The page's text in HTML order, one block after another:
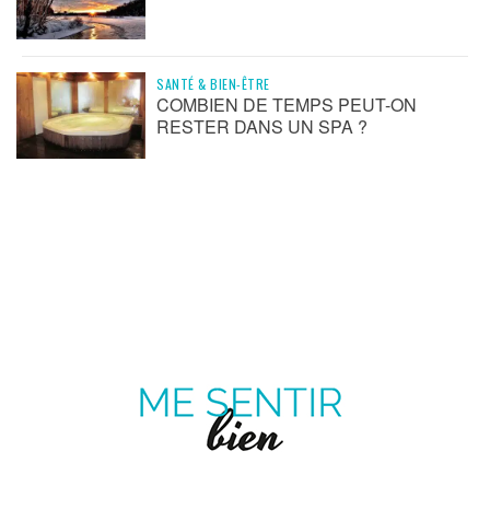
SANTÉ & BIEN-ÊTRE
COMBIEN DE TEMPS PEUT-ON
RESTER DANS UN SPA ?